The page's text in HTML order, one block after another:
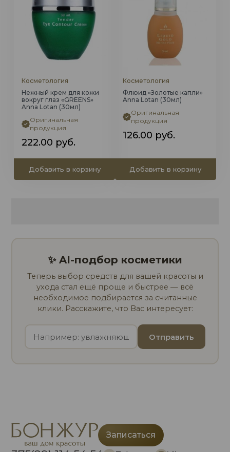
Косметология
Нежный крем для кожи
вокруг глаз «GREENS»
Anna Lotan (30мл)
Оригинальная
продукция
222.00 руб.
Добавить в корзину
Косметология
Флюид «Золотые капли»
Anna Lotan (30мл)
Оригинальная
продукция
126.00 руб.
Добавить в корзину
✨ AI-подбор косметики
Теперь выбор средств для вашей красоты и
ухода стал ещё проще и быстрее — всё
необходимое подбирается за считанные
клики. Расскажите, что Вас интересует:
Отправить
Записаться